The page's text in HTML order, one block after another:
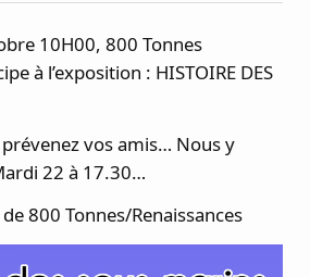
10H00, 800 Tonnes
à l’exposition : HISTOIRE DES
vos amis… Nous y
22 à 17.30…
800 Tonnes/Renaissances